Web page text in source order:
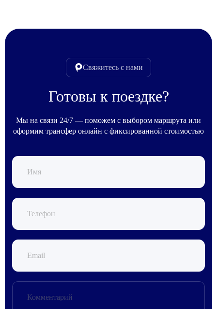
Свяжитесь с нами
Готовы к поездке?
Мы на связи 24/7 — поможем с выбором маршрута или
оформим трансфер онлайн с фиксированной стоимостью